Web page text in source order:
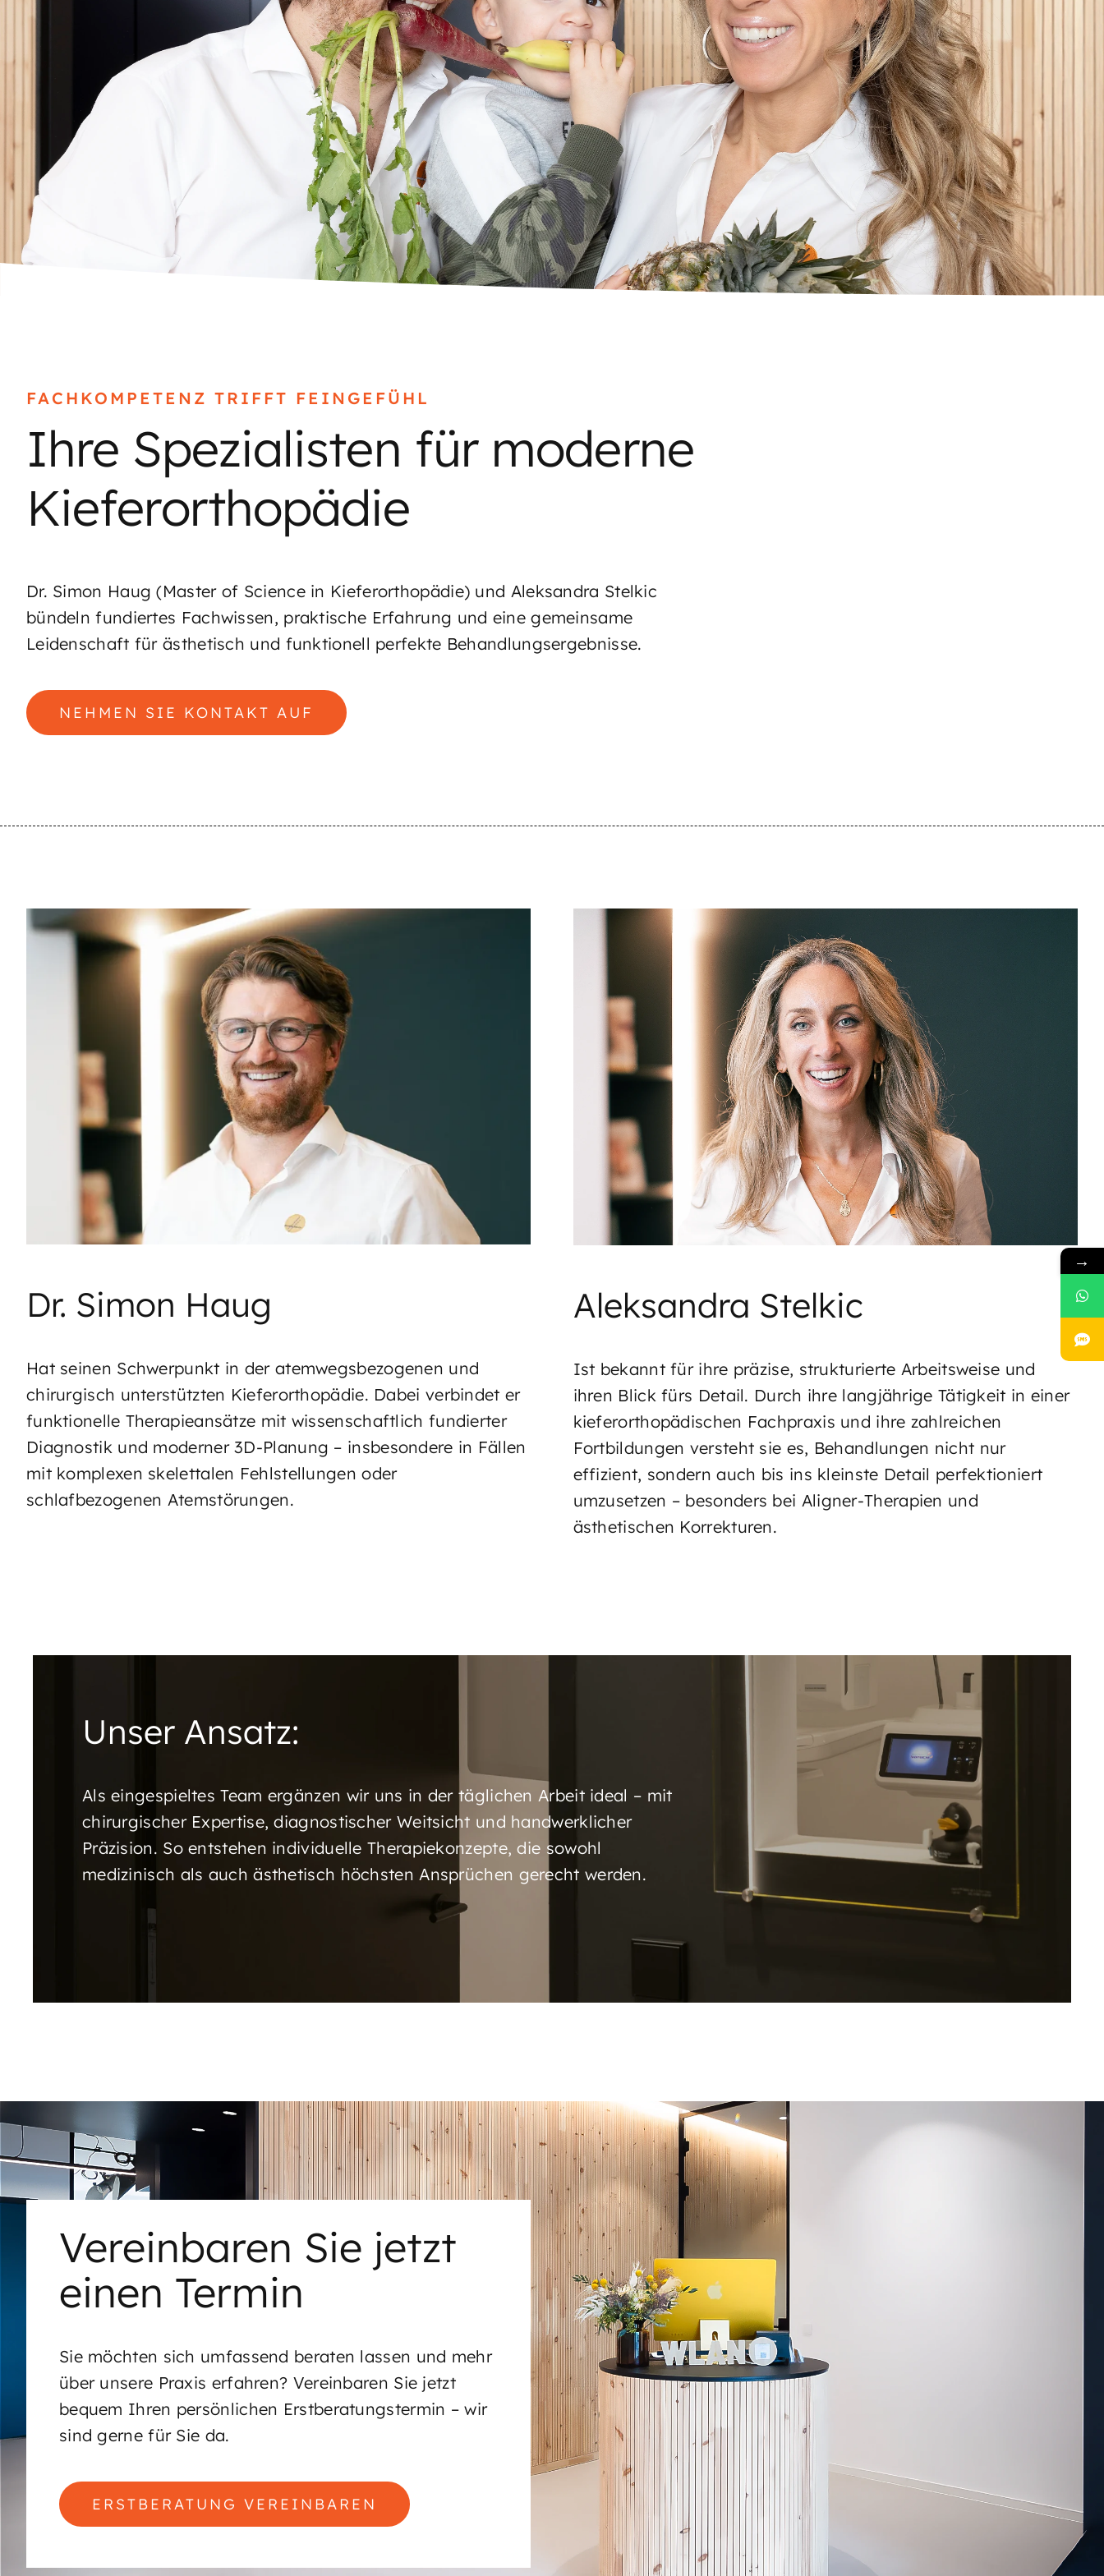
FACHKOMPETENZ TRIFFT FEINGEFÜHL
Ihre Spezialisten für moderne
Kieferorthopädie
Dr. Simon Haug (Master of Science in Kieferorthopädie) und Aleksandra Stelkic
bündeln fundiertes Fachwissen, praktische Erfahrung und eine gemeinsame
Leidenschaft für ästhetisch und funktionell perfekte Behandlungsergebnisse.
NEHMEN SIE KONTAKT AUF
Dr. Simon Haug
Hat seinen Schwerpunkt in der atemwegsbezogenen und
chirurgisch unterstützten Kieferorthopädie. Dabei verbindet er
funktionelle Therapieansätze mit wissenschaftlich fundierter
Diagnostik und moderner 3D-Planung – insbesondere in Fällen
mit komplexen skelettalen Fehlstellungen oder
schlafbezogenen Atemstörungen.
Aleksandra Stelkic
Ist bekannt für ihre präzise, strukturierte Arbeitsweise und
ihren Blick fürs Detail. Durch ihre langjährige Tätigkeit in einer
kieferorthopädischen Fachpraxis und ihre zahlreichen
Fortbildungen versteht sie es, Behandlungen nicht nur
effizient, sondern auch bis ins kleinste Detail perfektioniert
umzusetzen – besonders bei Aligner-Therapien und
ästhetischen Korrekturen.
Unser Ansatz:
Als eingespieltes Team ergänzen wir uns in der täglichen Arbeit ideal – mit
chirurgischer Expertise, diagnostischer Weitsicht und handwerklicher
Präzision. So entstehen individuelle Therapiekonzepte, die sowohl
medizinisch als auch ästhetisch höchsten Ansprüchen gerecht werden.
Vereinbaren Sie jetzt
einen Termin
Sie möchten sich umfassend beraten lassen und mehr
über unsere Praxis erfahren? Vereinbaren Sie jetzt
bequem Ihren persönlichen Erstberatungstermin – wir
sind gerne für Sie da.
ERSTBERATUNG VEREINBAREN
→